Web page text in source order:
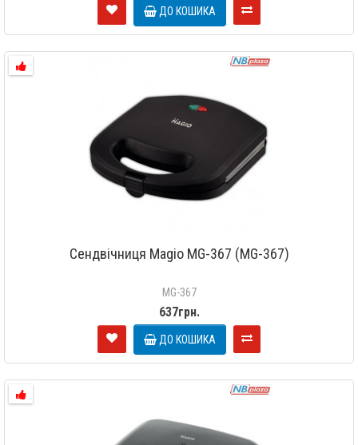
ДО КОШИКА
Сендвічниця Magio МG-367 (MG-367)
MG-367
637грн.
ДО КОШИКА